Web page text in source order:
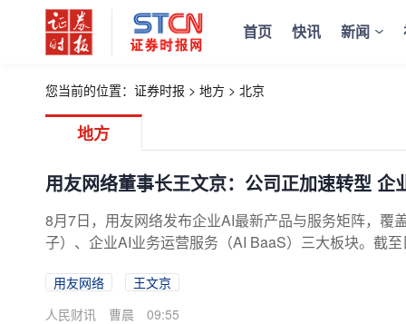
首页 快讯 新闻
您当前的位置： 证券时报 > 地方 > 北京
地方
用友网络董事长王文京：公司正加速转型 企
8月7日，用友网络发布企业AI最新产品与服务矩阵，覆
子）、企业AI业务运营服务（AI BaaS）三大板块。截
应用与服务接口。公司董事长王文京对证券时报记者表
企业AI业务占比快速提升。
用友网络
王文京
人民财讯
曹晨 09:55